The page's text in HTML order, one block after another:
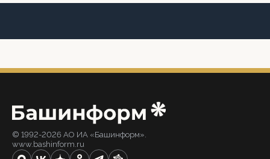
© 1992-2026 АО ИА «Башинформ».
www.bashinform.ru